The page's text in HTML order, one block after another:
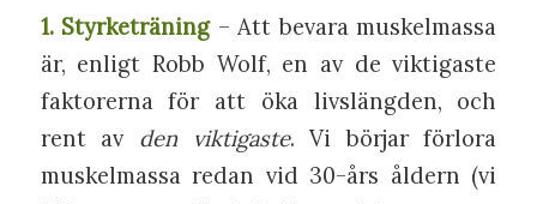
1. Styrketräning– Att bevara muskelmassa
är, enligt Robb Wolf, en av de viktigaste
faktorerna för att öka livslängden, och
rent av den viktigaste. Vi börjar förlora
muskelmassa redan vid 30-års åldern (vi